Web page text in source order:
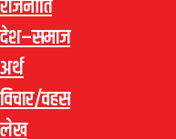
राजनीति
देश–समाज
अर्थ
विचार/वहस
लेख